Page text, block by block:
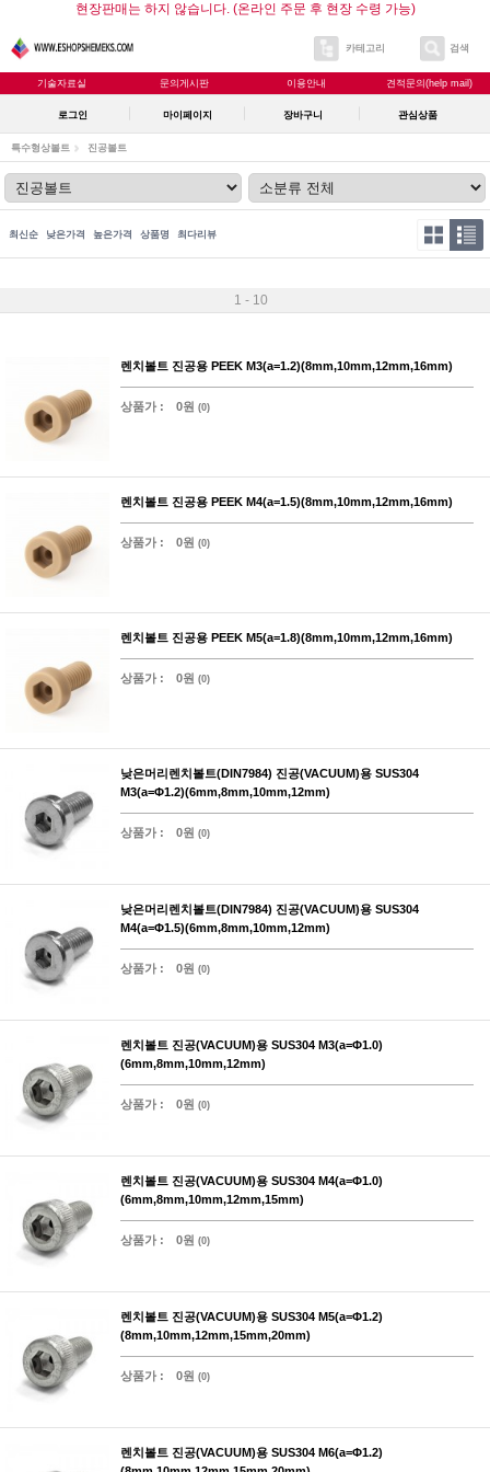
현장판매는 하지 않습니다. (온라인 주문 후 현장 수령 가능)
카테고리 검색
기술자료실 문의게시판 이용안내 견적문의(help mail)
로그인 마이페이지 장바구니 관심상품
특수형상볼트 진공볼트
최신순 낮은가격 높은가격 상품명 최다리뷰
1 - 10
렌치볼트 진공용 PEEK M3(a=1.2)(8mm,10mm,12mm,16mm)
상품가 : 0원 (0)
렌치볼트 진공용 PEEK M4(a=1.5)(8mm,10mm,12mm,16mm)
상품가 : 0원 (0)
렌치볼트 진공용 PEEK M5(a=1.8)(8mm,10mm,12mm,16mm)
상품가 : 0원 (0)
낮은머리렌치볼트(DIN7984) 진공(VACUUM)용 SUS304
M3(a=Φ1.2)(6mm,8mm,10mm,12mm)
상품가 : 0원 (0)
낮은머리렌치볼트(DIN7984) 진공(VACUUM)용 SUS304
M4(a=Φ1.5)(6mm,8mm,10mm,12mm)
상품가 : 0원 (0)
렌치볼트 진공(VACUUM)용 SUS304 M3(a=Φ1.0)
(6mm,8mm,10mm,12mm)
상품가 : 0원 (0)
렌치볼트 진공(VACUUM)용 SUS304 M4(a=Φ1.0)
(6mm,8mm,10mm,12mm,15mm)
상품가 : 0원 (0)
렌치볼트 진공(VACUUM)용 SUS304 M5(a=Φ1.2)
(8mm,10mm,12mm,15mm,20mm)
상품가 : 0원 (0)
렌치볼트 진공(VACUUM)용 SUS304 M6(a=Φ1.2)